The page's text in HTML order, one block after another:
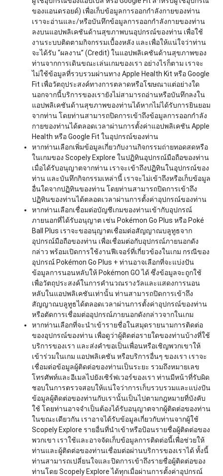
ของแอนดรอยด์) เพื่อเก็บข้อมูลการออกกำลังกายของท่าน
เราจะอ่านและ/หรือบันทึกข้อมูลการออกกำลังกายของท่าน
ลงบนแอปพลิเคชันด้านสุขภาพบนอุปกรณ์ของท่าน เพื่อใช้
งานระบบติดตามกิจกรรมเบื้องหลัง และเพื่อให้แน่ใจว่าท่าน
จะได้รับ “ผลงาน” (Credit) ในแอปพลิเคชันด้านสุขภาพของ
ท่านจากการเดินขณะเล่นเกมของเรา อย่างไรก็ตาม เราจะ
ไม่ใช้ข้อมูลที่รวบรวมผ่านทาง Apple Health Kit หรือ Google
Fit เพื่อวัตถุประสงค์ทางการตลาดหรือโฆษณาแต่อย่างใด
นอกจากนี้บริการของเรายังไม่สามารถอ่านหรือบันทึกลงใน
แอปพลิเคชันด้านสุขภาพของท่านได้หากไม่ได้รับการยินยอม
จากท่าน โดยท่านสามารถปิดการเข้าถึงข้อมูลการออกกำลัง
กายของท่านได้ตลอดเวลาผ่านการตั้งค่าแอปพลิเคชัน Apple
Health หรือ Google Fit ในอุปกรณ์ของท่าน
หากท่านเลือกเพิ่มข้อมูลเกี่ยวกับงานกิจกรรมถ่ายทอดสดหรือ
ในเกมของ Scopely Explore ในปฏิทินอุปกรณ์มือถือของท่าน
เมื่อได้รับอนุญาตจากท่าน เราจะเข้าถึงปฏิทินในอุปกรณ์ของ
ท่าน และบันทึกกิจกรรมเหล่านี้ เราจะไม่เข้าถึงหรือเก็บข้อมูล
อื่นใดจากปฏิทินของท่าน โดยท่านสามารถปิดการเข้าถึง
ปฏิทินของท่านได้ตลอดเวลาผ่านการตั้งค่าอุปกรณ์ของท่าน
หากท่านเลือกเชื่อมต่อบัญชีเกมของท่านเข้ากับอุปกรณ์
ภายนอกที่ได้รับอนุญาต เช่น Pokémon Go Plus หรือ Poké
Ball Plus เราจะขออนุญาตเชื่อมต่อสัญญาณบลูทูธจาก
อุปกรณ์มือถือของท่าน เพื่อเชื่อมต่อกับอุปกรณ์ภายนอกดัง
กล่าว พร้อมเปิดการใช้งานฟีเจอร์ที่เกี่ยวข้องในเกม กรณีของ
อุปกรณ์ Pokémon Go Plus + ท่านอาจเลือกที่จะแบ่งปัน
ข้อมูลการนอนหลับให้ Pokémon GO ได้ ซึ่งข้อมูลจะถูกใช้
เพื่อวัตถุประสงค์ในการคำนวณรางวัลและแสดงการนอน
หลับในแอปพลิเคชันเท่านั้น ท่านสามารถปิดการเข้าถึง
สัญญาณบลูทูธได้ตลอดเวลาผ่านการตั้งค่าอุปกรณ์ของท่าน
หรือตัดการเชื่อมต่ออุปกรณ์ภายนอกดังกล่าวจากในเกม
หากท่านเลือกที่จะนำเข้ารายชื่อในสมุดรายนามการติดต่อ
ของอุปกรณ์ของท่าน เพื่อดูว่าผู้ติดต่อรายใดของท่านบ้างที่ใช้
บริการของเรา และส่งคำขอเป็นเพื่อนหรือเชิญพวกเขาให้
เข้าร่วมในเกม แอปพลิเคชัน หรือบริการอื่นๆ ของเรา เราจะ
เชื่อมต่อข้อมูลผู้ติดต่อของท่านเป็นระยะ รวมถึงหมายเลข
โทรศัพท์และอีเมลไปยังเซิร์ฟเวอร์ของเรา ท่านมีหน้าที่รับผิด
ชอบในการตรวจสอบให้แน่ใจว่าการเก็บรวบรวมและแบ่งปัน
ข้อมูลผู้ติดต่อของท่านกับเรานั้นเป็นไปตามกฎหมายที่บังคับ
ใช้ โดยท่านอาจจำเป็นต้องได้รับอนุญาตจากผู้ติดต่อของท่าน
ในขณะเดียวกัน เราอาจได้รับข้อมูลเกี่ยวกับท่านจากผู้ใช้
Scopely Explore รายอื่นที่นำเข้าหรือป้อนรายชื่อผู้ติดต่อของ
พวกเขา เราใช้และอาจจัดเก็บข้อมูลการติดต่อนี้เพื่อช่วยให้
ท่านและผู้ติดต่อของท่านเชื่อมต่อผ่านบริการของเราได้ ทั้งนี้
ท่านสามารถเปลี่ยนใจและปิดการเข้าถึงรายชื่อผู้ติดต่อของ
ท่านโดย Scopely Explore ได้ทุกเมื่อผ่านการตั้งค่าอุปกรณ์